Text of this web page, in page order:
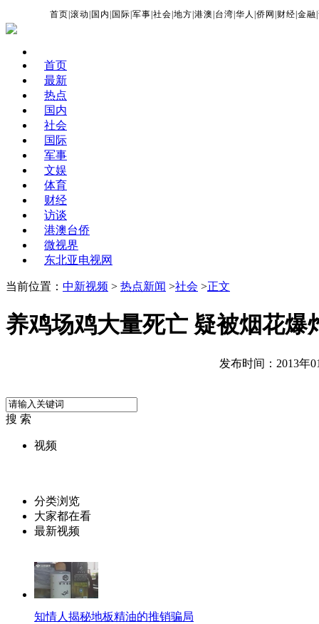
首页 |滚动 国内 国际 |军事 |社会 |地方 |港澳 台湾 |华人 |侨网 财经 |金融 |
首页
最新
热点
国内
社会
国际
军事
文娱
体育
财经
访谈
港澳台侨
微视界
东北亚电视网
当前位置： 中新视频 > 热点新闻 >社会 >正文
养鸡场鸡大量死亡 疑被烟花爆
发布时间：2013年
搜 索
视频
分类浏览
大家都在看
最新视频
知情人揭秘地板精油的推销骗局